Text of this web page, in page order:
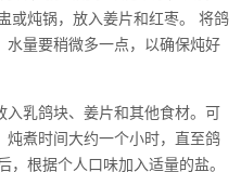
或炖锅，放入姜片和红枣。 将鸽
量要稍微多一点，以确保炖好
乳鸽块、姜片和其他食材。可
炖煮时间大约一个小时，直至鸽
根据个人口味加入适量的盐。